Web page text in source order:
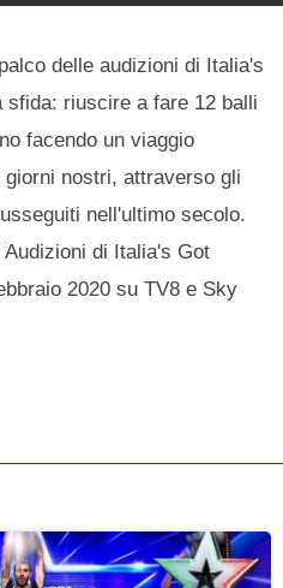
delle audizioni di Italia's
sfida: riuscire a fare 12 balli
facendo un viaggio
nostri, attraverso gli
nell'ultimo secolo.
di Italia's Got
2020 su TV8 e Sky